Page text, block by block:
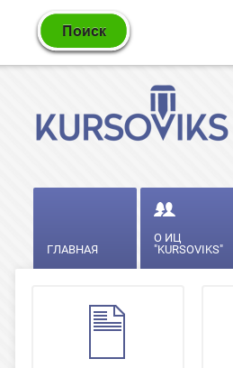
ГЛАВНАЯ
О ИЦ
"KURSOVIKS"